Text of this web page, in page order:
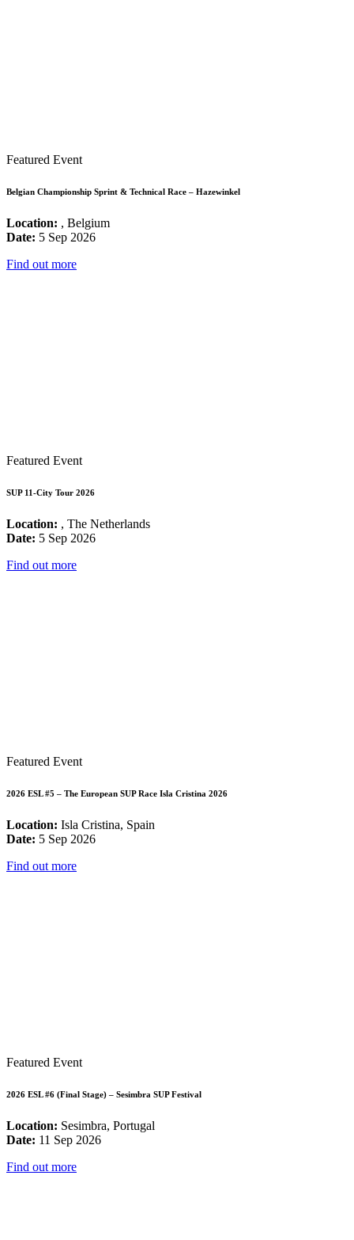
Featured Event
Belgian Championship Sprint & Technical Race – Hazewinkel
Location: , Belgium
Date: 5 Sep 2026
Find out more
Featured Event
SUP 11-City Tour 2026
Location: , The Netherlands
Date: 5 Sep 2026
Find out more
Featured Event
2026 ESL #5 – The European SUP Race Isla Cristina 2026
Location: Isla Cristina, Spain
Date: 5 Sep 2026
Find out more
Featured Event
2026 ESL #6 (Final Stage) – Sesimbra SUP Festival
Location: Sesimbra, Portugal
Date: 11 Sep 2026
Find out more